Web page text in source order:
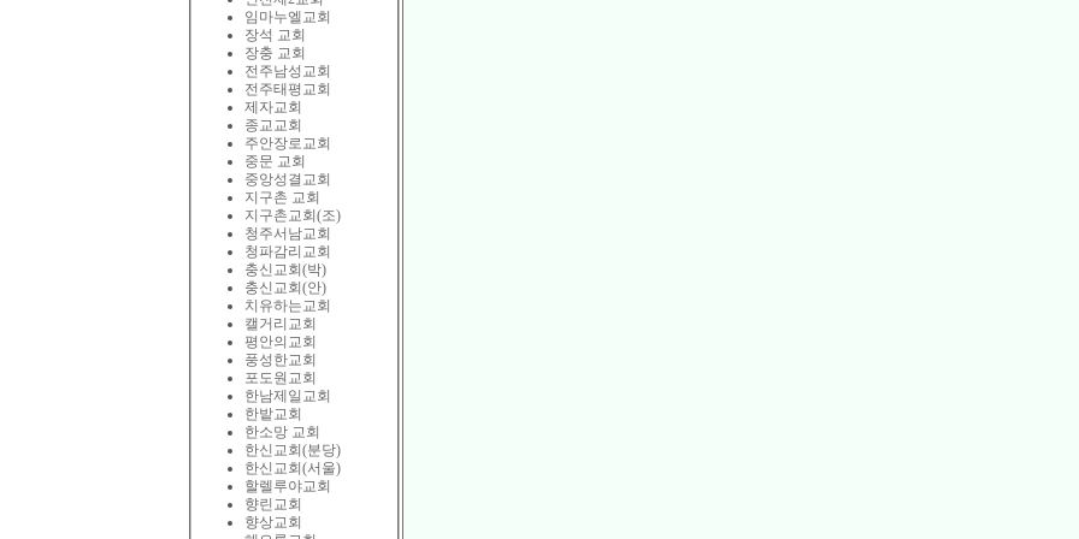
임마누엘교회
장석 교회
장충 교회
전주남성교회
전주태평교회
제자교회
종교교회
주안장로교회
중문 교회
중앙성결교회
지구촌 교회
지구촌교회(조)
청주서남교회
청파감리교회
충신교회(박)
충신교회(안)
치유하는교회
캘거리교회
평안의교회
풍성한교회
포도원교회
한남제일교회
한밭교회
한소망 교회
한신교회(분당)
한신교회(서울)
할렐루야교회
향린교회
향상교회